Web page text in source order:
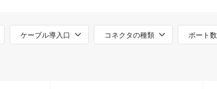
ケーブル導入口 コネクタの種類 ポート数